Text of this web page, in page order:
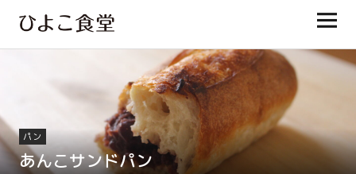
ひよこ食堂
パン
あんこサンドパン